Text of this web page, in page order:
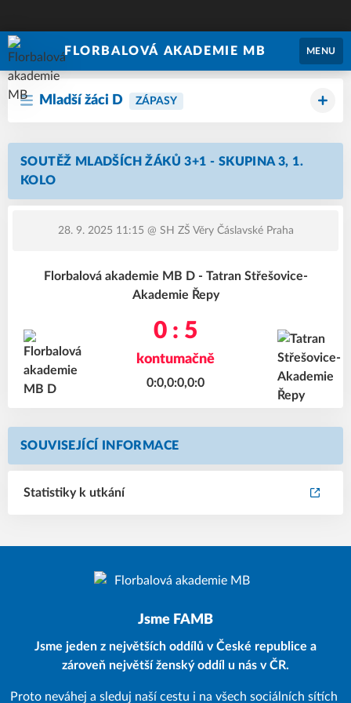
FLORBALOVÁ AKADEMIE MB MENU
Mladší žáci D ZÁPASY
SOUTĚŽ MLADŠÍCH ŽÁKŮ 3+1 - SKUPINA 3, 1.
KOLO
28. 9. 2025 11:15 @ SH ZŠ Věry Čáslavské Praha
Florbalová akademie MB D - Tatran Střešovice-
Akademie Řepy
0 : 5
kontumačně
0:0,0:0,0:0
SOUVISEJÍCÍ INFORMACE
Statistiky k utkání
Jsme FAMB
Jsme jeden z největších oddílů v České republice a
zároveň největší ženský oddíl u nás v ČR.
Proto neváhej a sleduj naší cestu i na všech sociálních sítích